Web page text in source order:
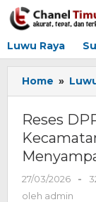
Lewati
ke
Luwu Raya
Home »
Reses
27/03/2026 -
oleh admin